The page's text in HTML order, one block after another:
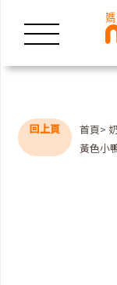
回上頁 首頁
黃色小